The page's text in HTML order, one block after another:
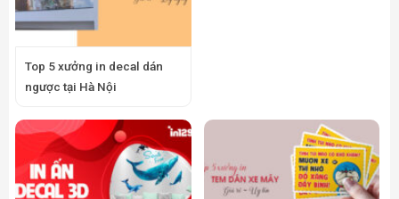
Top 5 xưởng in decal dán
ngược tại Hà Nội